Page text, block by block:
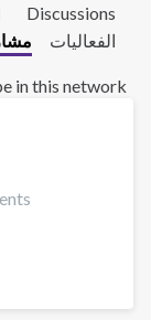
Discussions
الفعاليات
in this network.